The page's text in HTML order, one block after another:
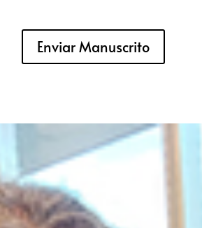
Enviar Manuscrito